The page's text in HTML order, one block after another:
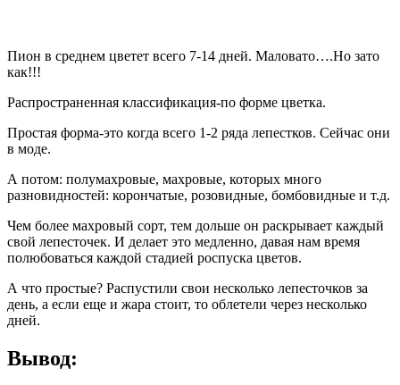
Пион в среднем цветет всего 7-14 дней. Маловато….Но зато
как!!!
Распространенная классификация-по форме цветка.
Простая форма-это когда всего 1-2 ряда лепестков. Сейчас они
в моде.
А потом: полумахровые, махровые, которых много
разновидностей: корончатые, розовидные, бомбовидные и т.д.
Чем более махровый сорт, тем дольше он раскрывает каждый
свой лепесточек. И делает это медленно, давая нам время
полюбоваться каждой стадией роспуска цветов.
А что простые? Распустили свои несколько лепесточков за
день, а если еще и жара стоит, то облетели через несколько
дней.
Вывод: